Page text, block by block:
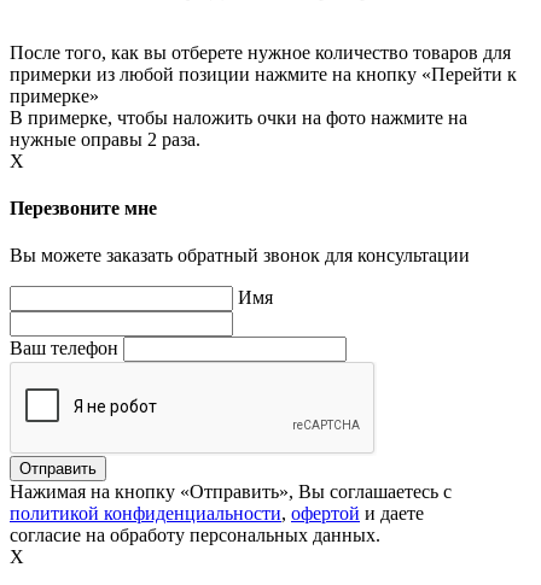
После того, как вы отберете нужное количество товаров для
примерки из любой позиции нажмите на кнопку «Перейти к
примерке»
В примерке, чтобы наложить очки на фото нажмите на
нужные оправы 2 раза.
X
Перезвоните мне
Вы можете заказать обратный звонок для консультации
Имя
Ваш телефон
Нажимая на кнопку «Отправить», Вы соглашаетесь с
политикой конфиденциальности, офертой и даете
согласие на обработу персональных данных.
X